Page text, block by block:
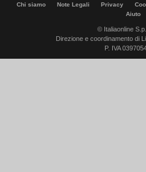
Chi siamo Note Legali Privacy
Aiuto
© Italiaonline
Direzione e coordinamento di
P. IVA